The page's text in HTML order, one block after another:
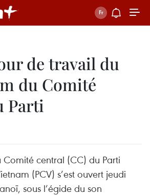
de travail du
du Comité
Parti
Comité central (CC) du Parti
(PCV) s’est ouvert jeudi
sous l’égide du son